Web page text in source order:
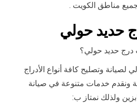
مناطق الكويت .
حديد حولي
حديد حولي؟
وتصليح كافة أنواع الأدراج
ونقدم خدمات متنوعة في صيانة
ولذلك نمتاز ب: